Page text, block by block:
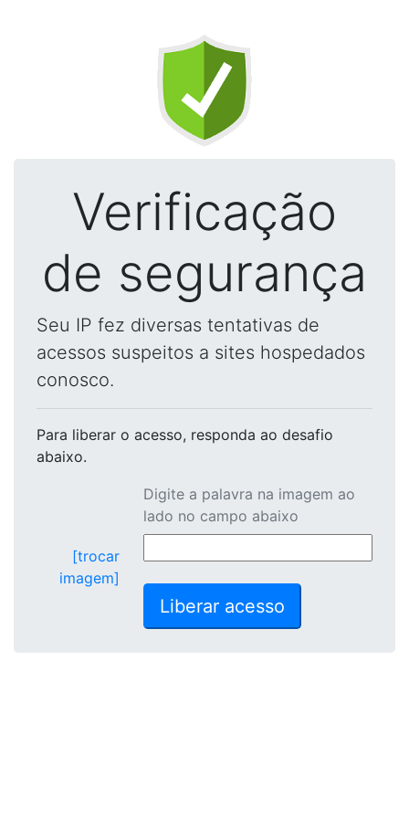
Verificação
de segurança
Seu IP fez diversas tentativas de
acessos suspeitos a sites hospedados
conosco.
Para liberar o acesso, responda ao desafio
abaixo.
[trocar
imagem]
Digite a palavra na imagem ao
lado no campo abaixo